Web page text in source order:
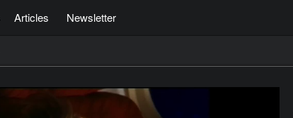
Articles Newsletter